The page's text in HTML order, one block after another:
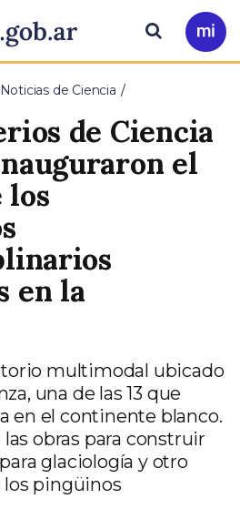
Ir
a
Buscar
de Ciencia
de Ciencia
el
los
en la
multimodal ubicado
una de las 13 que
en el continente blanco.
obras para construir
glaciología y otro
los pingüinos